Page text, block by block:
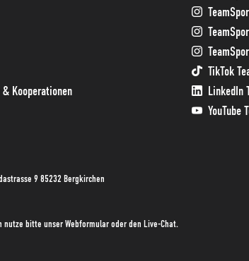
Kooperationen
TikTok
LinkedIn
YouTube
9 85232 Bergkirchen
bitte unser Webformular oder den Live-Chat.